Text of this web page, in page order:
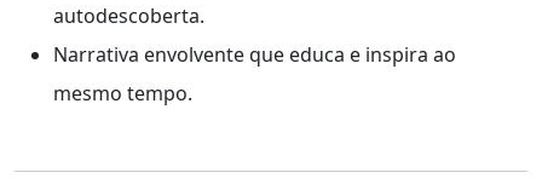
autodescoberta.
Narrativa envolvente que educa e inspira ao
mesmo tempo.